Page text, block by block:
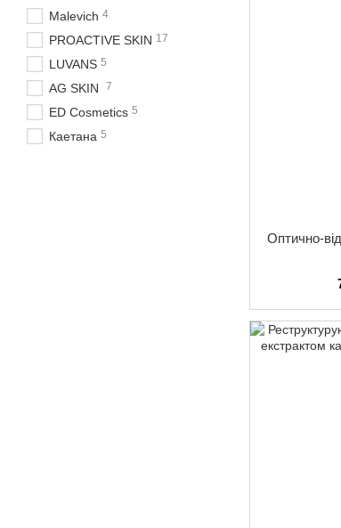
Оптично-
Malevich 4
PROACTIVE SKIN 17
LUVANS 5
AG SKIN 7
ED Cosmetics 5
Каетана 5